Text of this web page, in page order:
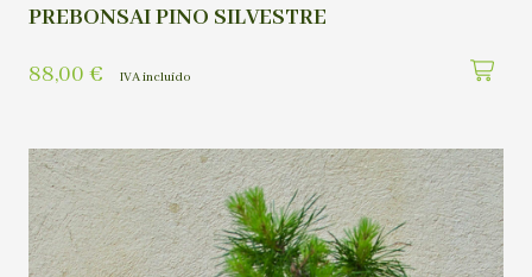
PREBONSAI PINO SILVESTRE
88,00 € IVA incluído